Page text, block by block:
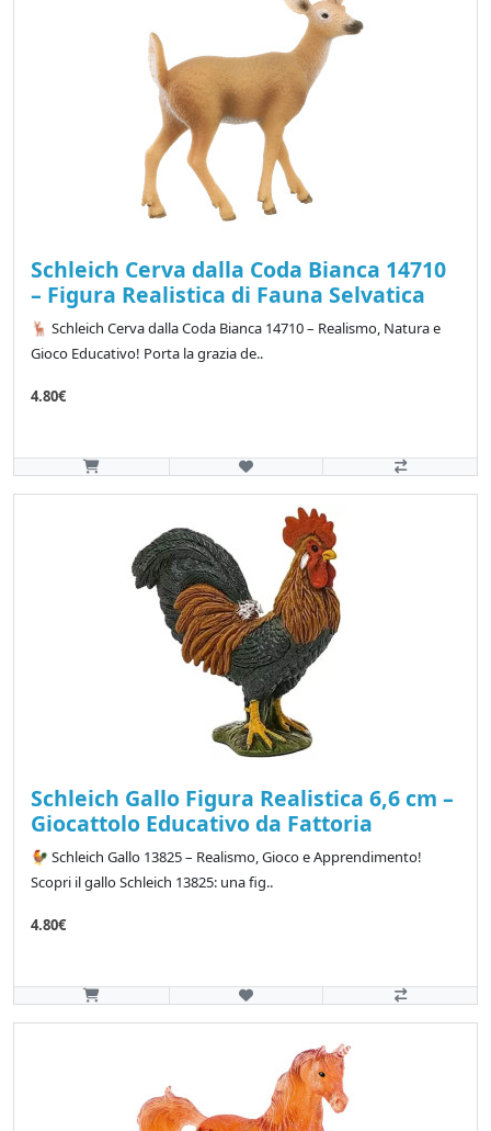
Schleich Cerva dalla Coda Bianca 14710
– Figura Realistica di Fauna Selvatica
🦌 Schleich Cerva dalla Coda Bianca 14710 – Realismo, Natura e
Gioco Educativo! Porta la grazia de..
4.80€
Schleich Gallo Figura Realistica 6,6 cm –
Giocattolo Educativo da Fattoria
🐓 Schleich Gallo 13825 – Realismo, Gioco e Apprendimento!
Scopri il gallo Schleich 13825: una fig..
4.80€